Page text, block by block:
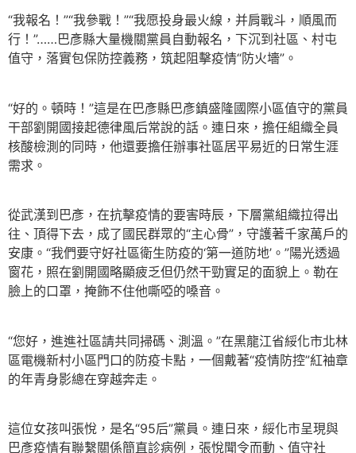
“我報名！”“我參戰！”“我愿投身最火線，并肩戰斗，順風而
行！”……巴彥縣大量機關黨員自動報名，下沉到社區、村屯
值守，落實包保防控義務，筑起阻擊疫情“防火墻”。
“好的。頓時！”這是在巴彥縣巴彥鎮盛隆國際小區值守的黨員
干部劉開國接起德律風后常說的話。連日來，擔任組織全員
核酸檢測的同時，他還要擔任辦事社區居平易近的日常生涯
需求。
從武漢到巴彥，在抗擊疫情的要害時辰，下層黨組織拉得出
往、頂得下去，成了國民群眾的“主心骨”，守護著千家萬戶的
安康。“我們要守好社區衛生防疫的‘第一道防地’。”陽光透過
窗花，照在劉開國略顯疲乏但仍然干勁實足的面貌上。勒在
臉上的口罩，掩飾不住他嘶啞的嗓音。
“您好，進進社區請共同掃碼、測溫。”在黑龍江省綏化市北林
區電機新村小區門口的防疫卡點，一個戴著“疫情防控”紅袖章
的年青身影總在穿越奔走。
這位女孩叫張悅，是名“95后”黨員。連日來，綏化市呈現與
巴彥疫情有聯繫關係簡直診病例，張悅聞令而動、值守社